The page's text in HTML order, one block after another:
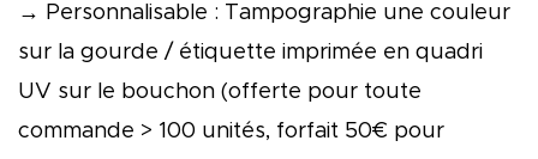
→ Personnalisable : Tampographie une couleur
sur la gourde / étiquette imprimée en quadri
UV sur le bouchon (offerte pour toute
commande > 100 unités, forfait 50€ pour